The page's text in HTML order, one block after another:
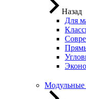
Назад
Для
Модульные